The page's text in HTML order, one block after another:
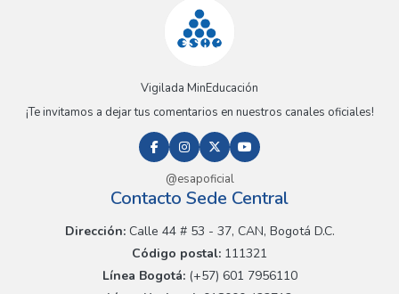
Vigilada MinEducación
¡Te invitamos a dejar tus comentarios en nuestros canales oficiales!
@esapoficial
Contacto Sede Central
Dirección:Calle 44 # 53 - 37, CAN, Bogotá D.C.
Código postal: 111321
Línea Bogotá:(+57) 601 7956110